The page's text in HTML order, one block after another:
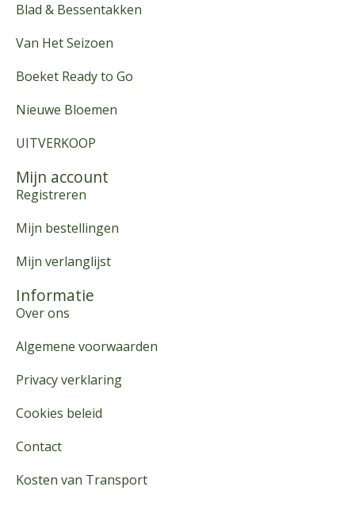
Blad & Bessentakken
Van Het Seizoen
Boeket Ready to Go
Nieuwe Bloemen
UITVERKOOP
Mijn account
Registreren
Mijn bestellingen
Mijn verlanglijst
Informatie
Over ons
Algemene voorwaarden
Privacy verklaring
Cookies beleid
Contact
Kosten van Transport